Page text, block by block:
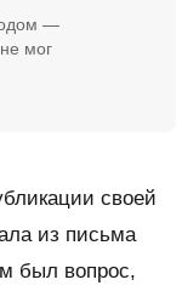
—
мог
своей
из письма
был вопрос,